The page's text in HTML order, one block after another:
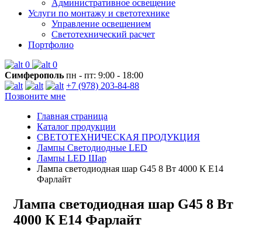
Административное освещение
Услуги по монтажу и светотехнике
Управление освещением
Светотехнический расчет
Портфолио
0
0
Симферополь пн - пт: 9:00 - 18:00
+7 (978) 203-84-88
Позвоните мне
Главная страница
Каталог продукции
СВЕТОТЕХНИЧЕСКАЯ ПРОДУКЦИЯ
Лампы Светодиодные LED
Лампы LED Шар
Лампа светодиодная шар G45 8 Вт 4000 К Е14
Фарлайт
Лампа светодиодная шар G45 8 Вт
4000 К Е14 Фарлайт